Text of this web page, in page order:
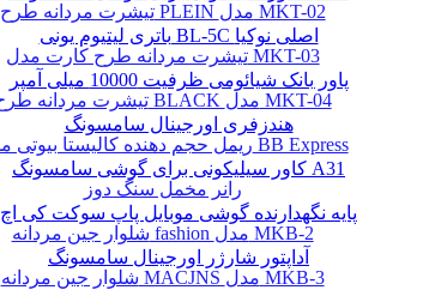
تیشرت مردانه طرح PLEIN مدل MKT-02
تیشرت مردانه طرح کارت مدل MKT-03
تیشرت مردانه طرح BLACK مدل MKT-04
ریمل حجم دهنده کالیستا بیوتی مدل BB Express
رانر مخمل سنگ دوز
شلوار جین مردانه fashion مدل MKB-2
شلوار جین مردانه MACJNS مدل MKB-3
باتری لیتیوم یونی BL-5C اصلی نوکیا
پاور بانک شیائومی ظرفیت 10000 میلی آمپر
هندزفری اورجینال سامسونگ
کاور سیلیکونی برای گوشی سامسونگ A31
پایه نگهدارنده گوشی موبایل پاپ سوکت کی اچ
آداپتور شارژر اورجینال سامسونگ